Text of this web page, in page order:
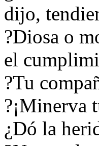
dijo,
?Diosa o
el
?Tu
?¡Minerva
¿Dó la